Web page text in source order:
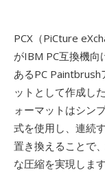
PCX（PiCture
がIBM PC互換機
あるPC
ットとして作成し
ォーマットはシン
式を使用し、連続
置き換えることで
な圧縮を実現しま